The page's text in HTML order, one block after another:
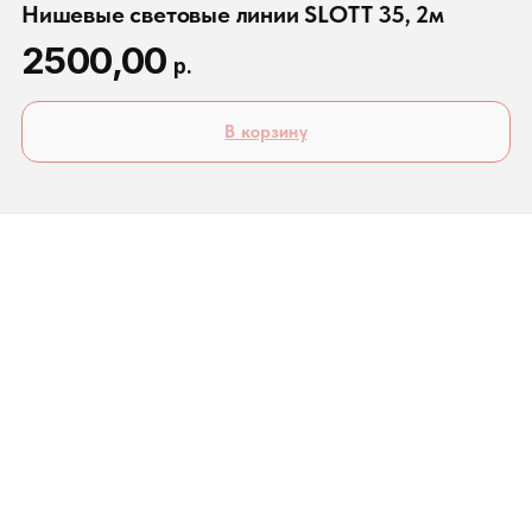
Нишевые световые линии SLOTT 35, 2м
2500,00 р.
В корзину